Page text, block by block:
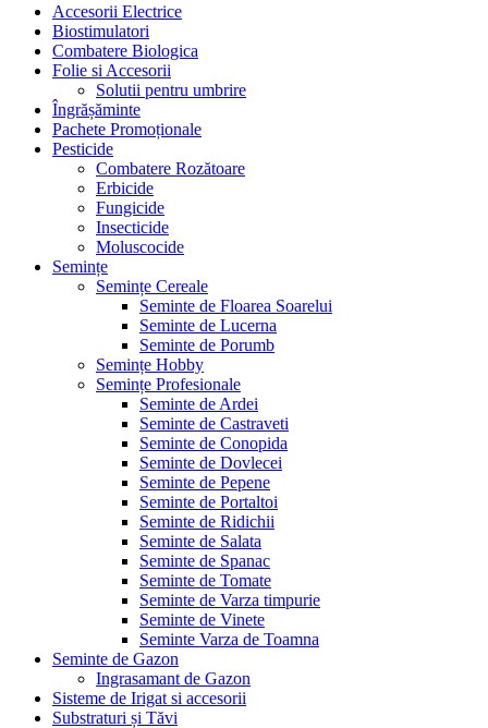
Accesorii Electrice
Biostimulatori
Combatere Biologica
Folie si Accesorii
Solutii pentru umbrire
Îngrășăminte
Pachete Promoționale
Pesticide
Combatere Rozătoare
Erbicide
Fungicide
Insecticide
Moluscocide
Semințe
Semințe Cereale
Seminte de Floarea Soarelui
Seminte de Lucerna
Seminte de Porumb
Semințe Hobby
Semințe Profesionale
Seminte de Ardei
Seminte de Castraveti
Seminte de Conopida
Seminte de Dovlecei
Seminte de Pepene
Seminte de Portaltoi
Seminte de Ridichii
Seminte de Salata
Seminte de Spanac
Seminte de Tomate
Seminte de Varza timpurie
Seminte de Vinete
Seminte Varza de Toamna
Seminte de Gazon
Ingrasamant de Gazon
Sisteme de Irigat si accesorii
Substraturi și Tăvi